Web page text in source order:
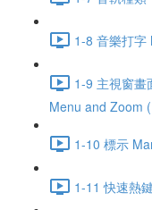
1-8 音樂打字
1-9 主視窗畫
Menu and Zoom
1-10 標示
1-11 快速熱